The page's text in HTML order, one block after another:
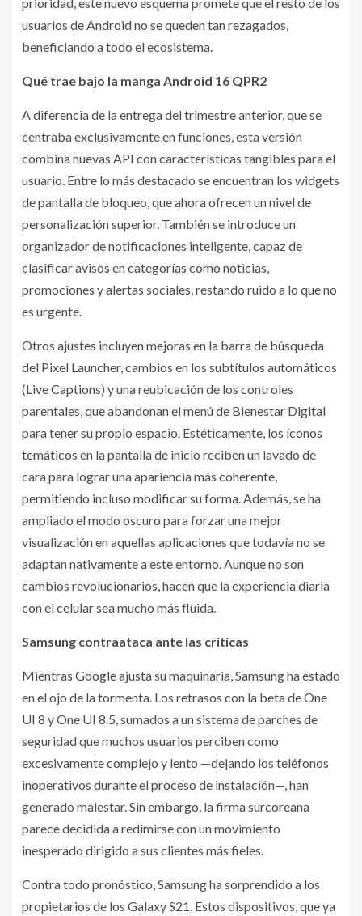
usuarios de Android no se queden tan rezagados,
beneficiando a todo el ecosistema.
Qué trae bajo la manga Android 16 QPR2
A diferencia de la entrega del trimestre anterior, que se
centraba exclusivamente en funciones, esta versión
combina nuevas API con características tangibles para el
usuario. Entre lo más destacado se encuentran los widgets
de pantalla de bloqueo, que ahora ofrecen un nivel de
personalización superior. También se introduce un
organizador de notificaciones inteligente, capaz de
clasificar avisos en categorías como noticias,
promociones y alertas sociales, restando ruido a lo que no
es urgente.
Otros ajustes incluyen mejoras en la barra de búsqueda
del Pixel Launcher, cambios en los subtítulos automáticos
(Live Captions) y una reubicación de los controles
parentales, que abandonan el menú de Bienestar Digital
para tener su propio espacio. Estéticamente, los íconos
temáticos en la pantalla de inicio reciben un lavado de
cara para lograr una apariencia más coherente,
permitiendo incluso modificar su forma. Además, se ha
ampliado el modo oscuro para forzar una mejor
visualización en aquellas aplicaciones que todavía no se
adaptan nativamente a este entorno. Aunque no son
cambios revolucionarios, hacen que la experiencia diaria
con el celular sea mucho más fluida.
Samsung contraataca ante las críticas
Mientras Google ajusta su maquinaria, Samsung ha estado
en el ojo de la tormenta. Los retrasos con la beta de One
UI 8 y One UI 8.5, sumados a un sistema de parches de
seguridad que muchos usuarios perciben como
excesivamente complejo y lento —dejando los teléfonos
inoperativos durante el proceso de instalación—, han
generado malestar. Sin embargo, la firma surcoreana
parece decidida a redimirse con un movimiento
inesperado dirigido a sus clientes más fieles.
Contra todo pronóstico, Samsung ha sorprendido a los
propietarios de los Galaxy S21. Estos dispositivos, que ya